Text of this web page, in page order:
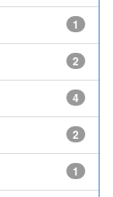
1
2
4
2
1